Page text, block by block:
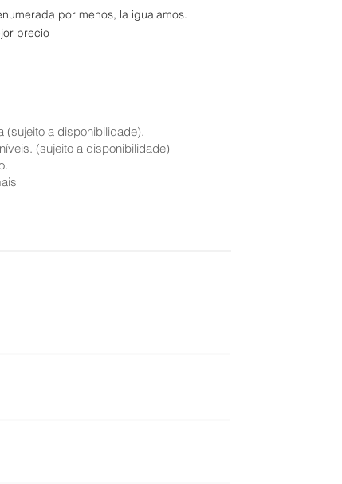
por menos, la igualamos.
precio
(sujeito a disponibilidade).
(sujeito a disponibilidade)